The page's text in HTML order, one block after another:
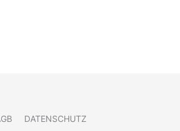
DATENSCHUTZ